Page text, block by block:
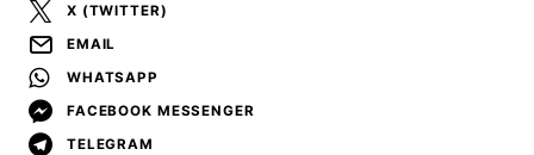
X (TWITTER)
EMAIL
WHATSAPP
FACEBOOK MESSENGER
TELEGRAM